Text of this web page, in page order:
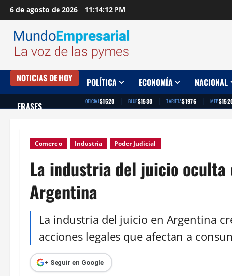
Saltar
al
contenido
6 de agosto de 2026 11:14:13 PM
NOTICIAS DE HOY POLÍTICA ECONOMÍA NACIONAL
FRASES OFICIAL$1520 | BLUE$1530 | TARJETA$1976 | MEP
Comercio Industria Poder Judicial
La industria del juicio oculta
Argentina
La industria del juicio en Argentina
acciones legales que afectan a
+ Seguir en Google